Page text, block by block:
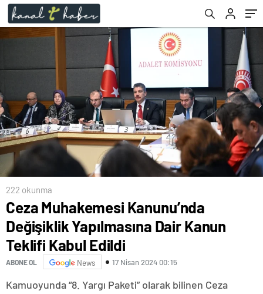
222 okunma
Ceza Muhakemesi Kanunu’nda
Değişiklik Yapılmasına Dair Kanun
Teklifi Kabul Edildi
ABONE OL News 17 Nisan 2024 00:15
Kamuoyunda “8. Yargı Paketi” olarak bilinen Ceza